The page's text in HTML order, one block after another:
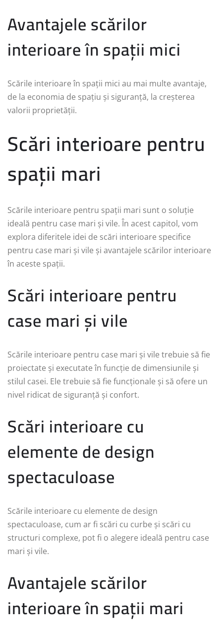
Avantajele scărilor
interioare în spații mici
Scările interioare în spații mici au mai multe avantaje,
de la economia de spațiu și siguranță, la creșterea
valorii proprietății.
Scări interioare pentru
spații mari
Scările interioare pentru spații mari sunt o soluție
ideală pentru case mari și vile. În acest capitol, vom
explora diferitele idei de scări interioare specifice
pentru case mari și vile și avantajele scărilor interioare
în aceste spații.
Scări interioare pentru
case mari și vile
Scările interioare pentru case mari și vile trebuie să fie
proiectate și executate în funcție de dimensiunile și
stilul casei. Ele trebuie să fie funcționale și să ofere un
nivel ridicat de siguranță și confort.
Scări interioare cu
elemente de design
spectaculoase
Scările interioare cu elemente de design
spectaculoase, cum ar fi scări cu curbe și scări cu
structuri complexe, pot fi o alegere ideală pentru case
mari și vile.
Avantajele scărilor
interioare în spații mari